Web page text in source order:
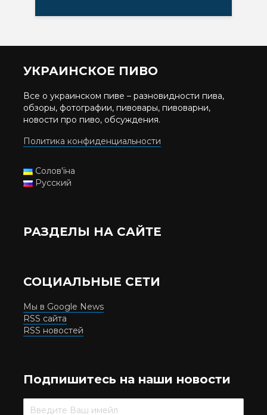
УКРАИНСКОЕ ПИВО
Все о украинском пиве – разновидности пива,
обзоры, фотографии, пивовары, пивоварни,
новости про пиво, обсуждения.
Политика конфиденциальности
Солов'їна
Русский
РАЗДЕЛЫ НА САЙТЕ
СОЦИАЛЬНЫЕ СЕТИ
Мы в Google News
RSS сайта
RSS новостей
Подпишитесь на наши новости